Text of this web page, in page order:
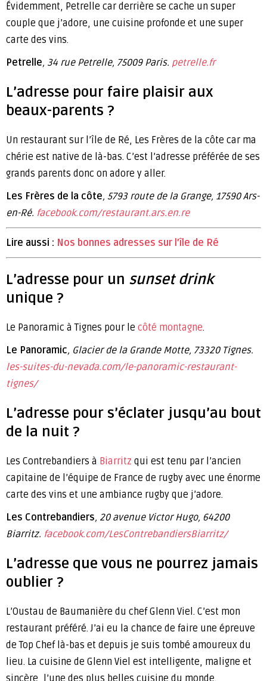
Évidemment, Petrelle car derrière se cache un super
couple que j’adore, une cuisine profonde et une super
carte des vins.
Petrelle, 34 rue Petrelle, 75009 Paris. petrelle.fr
L’adresse pour faire plaisir aux
beaux-parents ?
Un restaurant sur l’île de Ré, Les Frères de la côte car ma
chérie est native de là-bas. C’est l’adresse préférée de ses
grands parents donc on adore y aller.
Les Frères de la côte, 5793 route de la Grange, 17590 Ars-
en-Ré. facebook.com/restaurant.ars.en.re
Lire aussi : Nos bonnes adresses sur l’île de Ré
L’adresse pour un sunset drink
unique ?
Le Panoramic à Tignes pour le côté montagne.
Le Panoramic, Glacier de la Grande Motte, 73320 Tignes.
les-suites-du-nevada.com/le-panoramic-restaurant-
tignes/
L’adresse pour s’éclater jusqu’au bout
de la nuit ?
Les Contrebandiers à Biarritz qui est tenu par l’ancien
capitaine de l’équipe de France de rugby avec une énorme
carte des vins et une ambiance rugby que j’adore.
Les Contrebandiers, 20 avenue Victor Hugo, 64200
Biarritz. facebook.com/LesContrebandiersBiarritz/
L’adresse que vous ne pourrez jamais
oublier ?
L’Oustau de Baumanière du chef Glenn Viel. C’est mon
restaurant préféré. J’ai eu la chance de faire une épreuve
de Top Chef là-bas et depuis je suis tombé amoureux du
lieu. La cuisine de Glenn Viel est intelligente, maligne et